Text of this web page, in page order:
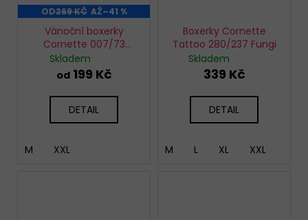
OD269 KČ AŽ–41 %
Vánoční boxerky
Cornette 007/73
Angry
Skladem
od199 Kč
DETAIL
M XXL
Boxerky Cornette
Tattoo 280/237 Fungi
Skladem
339 Kč
DETAIL
M L XL XXL